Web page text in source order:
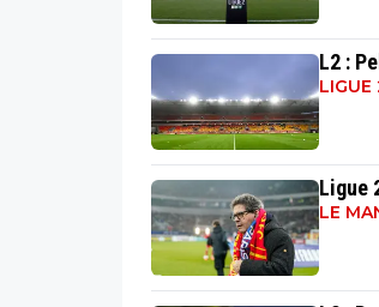
L2 :
LIGUE
Ligue
LE